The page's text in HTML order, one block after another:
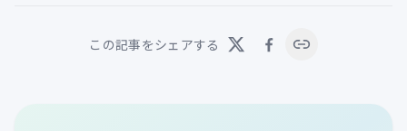
この記事をシェアする